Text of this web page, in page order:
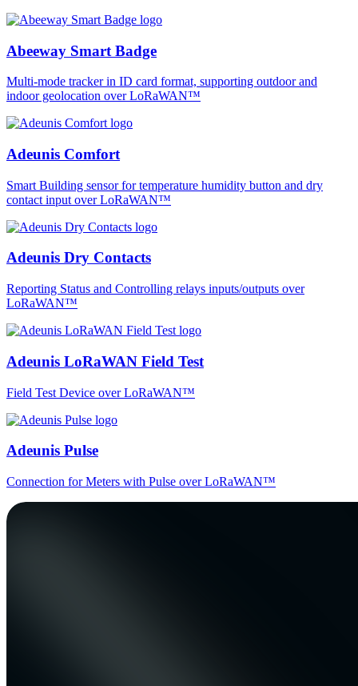
Abeeway Smart Badge
Multi-mode tracker in ID card format, supporting outdoor and
indoor geolocation over LoRaWAN™
Adeunis Comfort
Smart Building sensor for temperature humidity button and dry
contact input over LoRaWAN™
Adeunis Dry Contacts
Reporting Status and Controlling relays inputs/outputs over
LoRaWAN™
Adeunis LoRaWAN Field Test
Field Test Device over LoRaWAN™
Adeunis Pulse
Connection for Meters with Pulse over LoRaWAN™